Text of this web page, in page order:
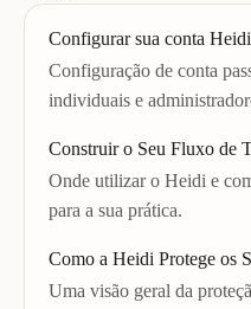
Configurar sua conta Heidi
Configuração de conta
individuais e
Construir o Seu Fluxo de
Onde utilizar o Heidi e
para a sua prática.
Como a Heidi Protege os
Uma visão geral da